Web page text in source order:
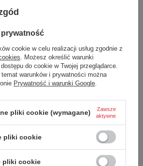
Pinnacle
Kubek termiczny Contigo Pinnacle
Couture 420ml - White Marble
130,07 zł / szt.
prywatność
cookie w celu realizacji usług zgodnie z
. Możesz określić warunki
do cookie w Twojej przeglądarce.
warunków i prywatności można
Prywatność i warunki Google
pliki cookie (wymagane)
Zawsze
aktywne
pliki cookie
pliki cookie